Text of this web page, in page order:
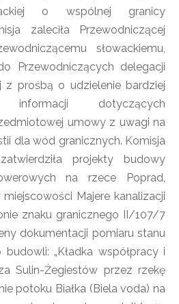
o wspólnej granicy
zaleciła Przewodniczącej
słowackiemu,
Przewodniczących delegacji
z prośbą o udzielenie bardziej
informacji dotyczących
umowy z uwagi na
dla wód granicznych. Komisja
projekty budowy
na rzece Poprad,
Majere kanalizacji
znaku granicznego II/107/7
dokumentacji pomiaru stanu
„Kładka współpracy i
Sulin-Żegiestów przez rzekę
potoku Białka (Biela voda) na